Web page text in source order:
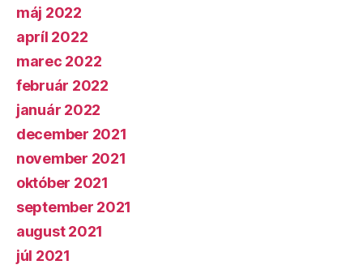
máj 2022
apríl 2022
marec 2022
február 2022
január 2022
december 2021
november 2021
október 2021
september 2021
august 2021
júl 2021